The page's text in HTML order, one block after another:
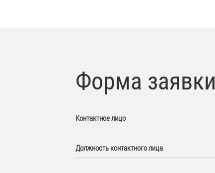
Форма заявки
Контактное лицо
Должность контактного лица